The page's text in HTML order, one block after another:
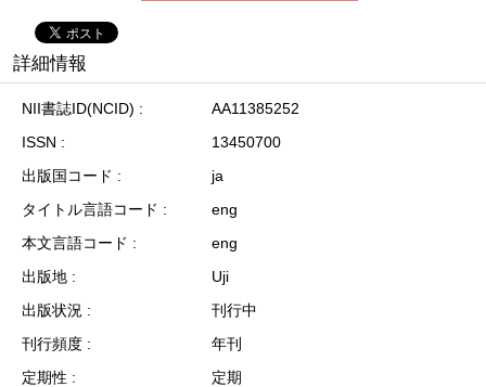
詳細情報
NII書誌ID(NCID)
AA11385252
ISSN
13450700
出版国コード
ja
タイトル言語コード
eng
本文言語コード
eng
出版地
Uji
出版状況
刊行中
刊行頻度
年刊
定期性
定期